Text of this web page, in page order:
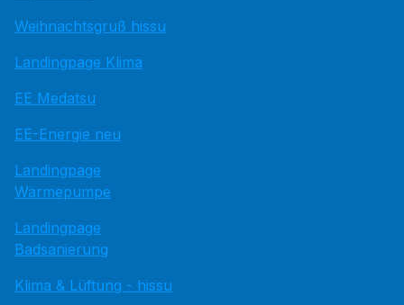
Weihnachtsgruß hissu
Landingpage Klima
EE Medatsu
EE-Energie neu
Landingpage
Wärmepumpe
Landingpage
Badsanierung
Klima & Lüftung - hissu